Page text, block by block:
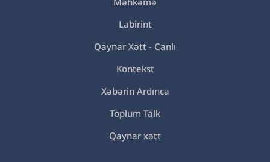
Labirint
Qaynar Xətt - Canlı
Kontekst
Xəbərin Ardınca
Toplum Talk
Qaynar xətt